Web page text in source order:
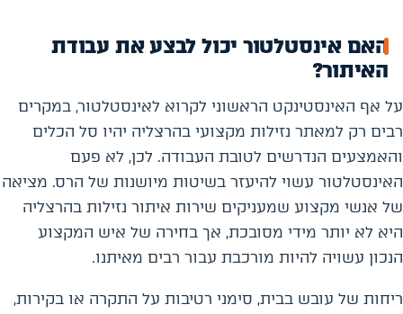
האם אינסטלטור יכול לבצע את עבודת
האיתור?
על אף האינסטינקט הראשוני לקרוא לאינסטלטור, במקרים
רבים רק למאתר נזילות מקצועי בהרצליה יהיו סל הכלים
והאמצעים הנדרשים לטובת העבודה. לכן, לא פעם
האינסטלטור עשוי להיעזר בשיטות מיושנות של הרס. מציאה
של אנשי מקצוע שמעניקים שירות איתור נזילות בהרצליה
היא לא יותר מידי מסובכת, אך בחירה של איש המקצוע
הנכון עשויה להיות מורכבת עבור רבים מאיתנו.
ריחות של עובש בבית, סימני רטיבות על התקרה או בקירות,